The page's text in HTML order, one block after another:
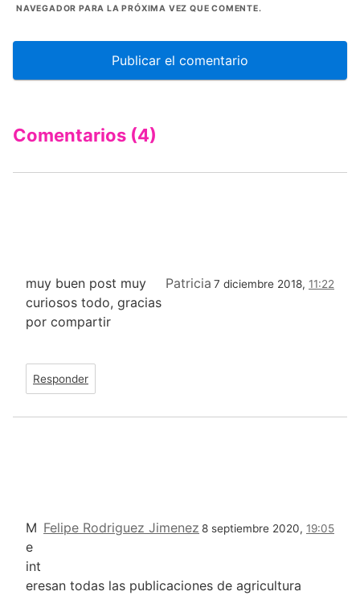
NAVEGADOR PARA LA PRÓXIMA VEZ QUE COMENTE.
Comentarios (4)
Patricia 7 diciembre 2018, 11:22
muy buen post muy
curiosos todo, gracias
por compartir
Responder
Felipe Rodriguez Jimenez 8 septiembre 2020, 19:05
M
e
int
eresan todas las publicaciones de agricultura